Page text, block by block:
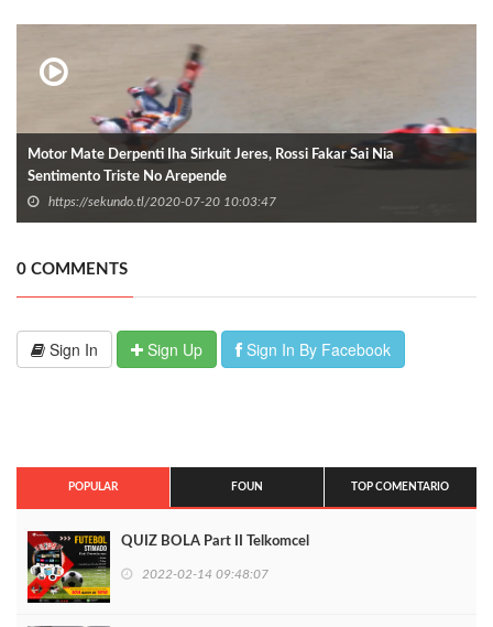
Motor Mate Derpenti Iha Sirkuit Jeres, Rossi Fakar Sai Nia
Sentimento Triste No Arepende
https://sekundo.tl/2020-07-20 10:03:47
0 COMMENTS
Sign In Sign Up Sign In By Facebook
POPULAR FOUN TOP COMENTARIO
QUIZ BOLA Part II Telkomcel
2022-02-14 09:48:07